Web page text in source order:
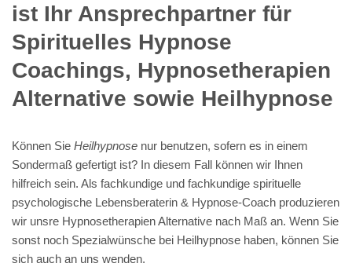
ist Ihr Ansprechpartner für
Spirituelles Hypnose
Coachings, Hypnosetherapien
Alternative sowie Heilhypnose
Können Sie Heilhypnose nur benutzen, sofern es in einem
Sondermaß gefertigt ist? In diesem Fall können wir Ihnen
hilfreich sein. Als fachkundige und fachkundige spirituelle
psychologische Lebensberaterin & Hypnose-Coach produzieren
wir unsre Hypnosetherapien Alternative nach Maß an. Wenn Sie
sonst noch Spezialwünsche bei Heilhypnose haben, können Sie
sich auch an uns wenden.